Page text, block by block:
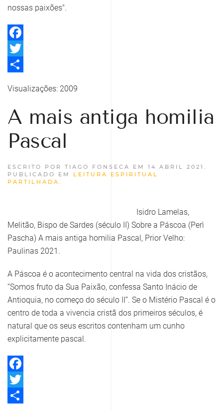
nossas paixões".
Facebook
Twitter
Visualizações: 2009
A mais antiga homilia
Pascal
ESCRITO POR TIAGO FONSECA EM 14 ABRIL 2021 .
PUBLICADO EM LEITURA ESPIRITUAL
PARTILHADA .
Isidro Lamelas,
Melitão, Bispo de Sardes (século II) Sobre a Páscoa (Perì
Pascha) A mais antiga homilia Pascal, Prior Velho:
Paulinas 2021.
A Páscoa é o acontecimento central na vida dos cristãos,
“Somos fruto da Sua Paixão, confessa Santo Inácio de
Antioquia, no começo do século II”. Se o Mistério Pascal é o
centro de toda a vivencia cristã dos primeiros séculos, é
natural que os seus escritos contenham um cunho
explicitamente pascal.
Facebook
Twitter